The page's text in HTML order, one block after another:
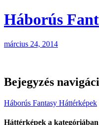
Háborús
március 24, 2014
Bejegyzés
Háborús Fantasy Háttérképek
Háttérképek a kategóriában